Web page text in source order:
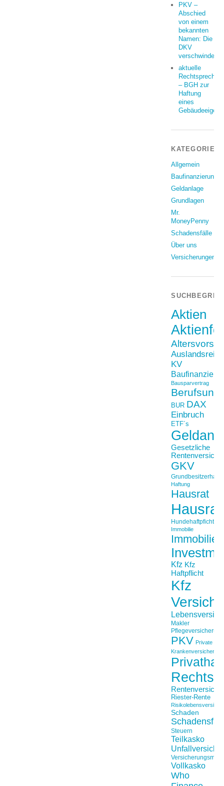
PKV –
Abschied
von einem
bekannten
Namen: Die
DKV
verschwindet
aktuelle
– BGH zur
Haftung
eines
KATEGORIEN
Allgemein
Baufinanzierung
Geldanlage
Grundlagen
Mr.
MoneyPenny
Schadensfälle
Über uns
Versicherungen
Aktien
Auslandsreise
KV
Bausparvertrag
BUR DAX
Einbruch
ETF´s
Gesetzliche
GKV
Haftung
Hausrat
Hundehaftpficht
Immobilie
Kfz Kfz
Haftpflicht
Kfz
Makler
Pflegeversicherung
PKV Private
Krankenversicherung
Riester-Rente
Schaden
Steuern
Teilkasko
Vollkasko
Who